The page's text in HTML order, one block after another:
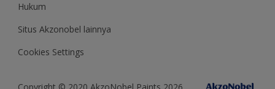
Hukum
Situs Akzonobel lainnya
Cookies Settings